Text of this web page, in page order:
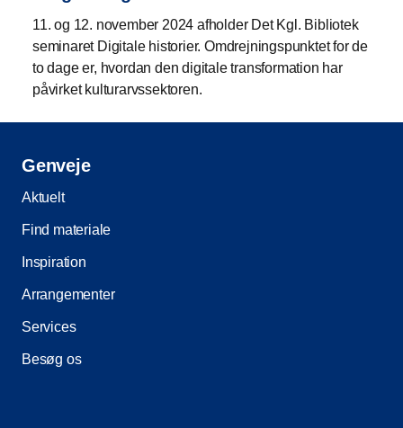
11. og 12. november 2024 afholder Det Kgl. Bibliotek
seminaret Digitale historier. Omdrejningspunktet for de
to dage er, hvordan den digitale transformation har
påvirket kulturarvssektoren.
Genveje
Aktuelt
Find materiale
Inspiration
Arrangementer
Services
Besøg os